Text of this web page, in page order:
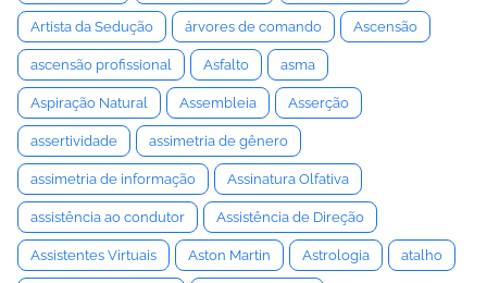
Artista da Sedução árvores de comando Ascensão
ascensão profissional Asfalto asma
Aspiração Natural Assembleia Asserção
assertividade assimetria de gênero
assimetria de informação Assinatura Olfativa
assistência ao condutor Assistência de Direção
Assistentes Virtuais Aston Martin Astrologia atalho